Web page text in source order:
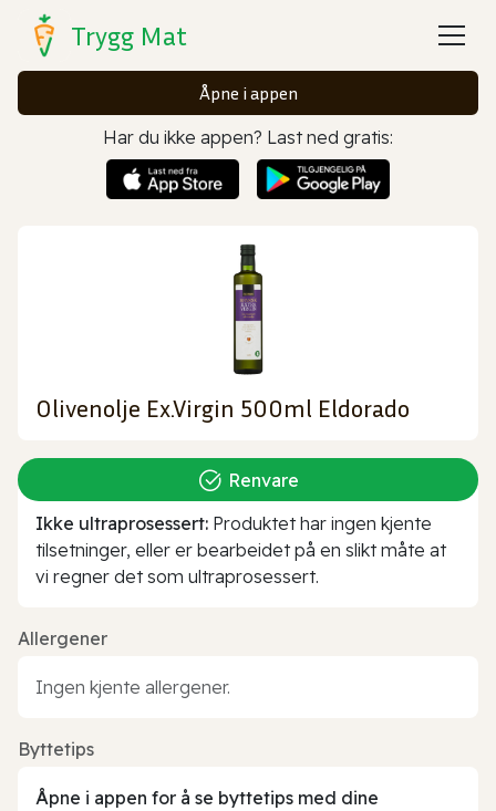
Trygg Mat
Åpne i appen
Har du ikke appen? Last ned gratis:
Olivenolje Ex.Virgin 500ml Eldorado
Renvare
Ikke ultraprosessert: Produktet har ingen kjente
tilsetninger, eller er bearbeidet på en slikt måte at
vi regner det som ultraprosessert.
Allergener
Ingen kjente allergener.
Byttetips
Åpne i appen for å se byttetips med dine